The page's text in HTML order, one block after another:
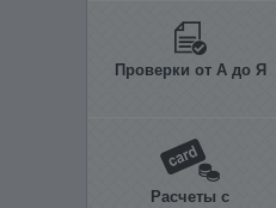
Проверки от А до Я
Расчеты с